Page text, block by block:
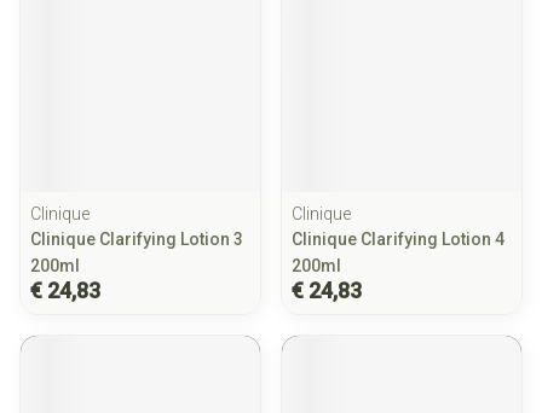
Clinique
Clinique Clarifying Lotion 3
200ml
€ 24,83
Clinique
Clinique Clarifying Lotion 4
200ml
€ 24,83